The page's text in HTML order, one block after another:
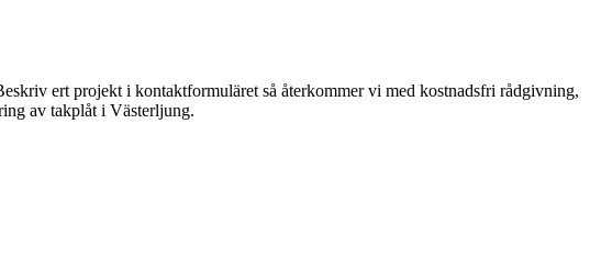
ert projekt i kontaktformuläret så återkommer vi med kostnadsfri rådgivning,
av takplåt i Västerljung.